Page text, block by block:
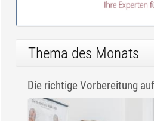
Thema des Monats
Die richtige Vorbereitung